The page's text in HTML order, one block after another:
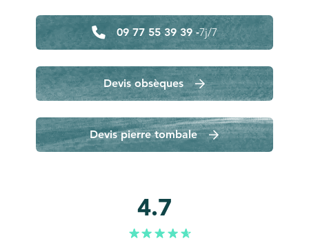
09 77 55 39 39 -7j/7
Devis obsèques
Devis pierre tombale
4.7